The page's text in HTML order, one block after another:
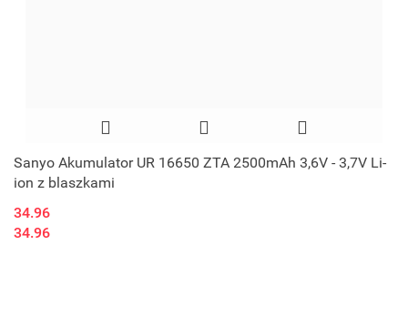
Sanyo Akumulator UR 16650 ZTA 2500mAh 3,6V - 3,7V Li-
ion z blaszkami
34.96
34.96